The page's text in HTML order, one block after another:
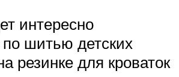
интересно
шитью детских
резинке для кроваток